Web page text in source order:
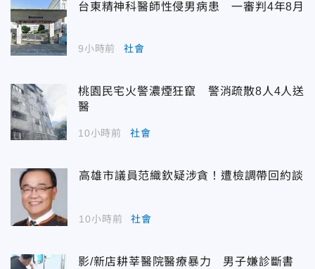
台東精神科醫師性侵男病患 一審判4年8月
9小時前 社會
桃園民宅火警濃煙狂竄 警消疏散8人4人送
醫
10小時前 社會
高雄市議員范織欽疑涉貪！遭檢調帶回約談
10小時前 社會
影/新店耕莘醫院醫療暴力 男子嫌診斷書